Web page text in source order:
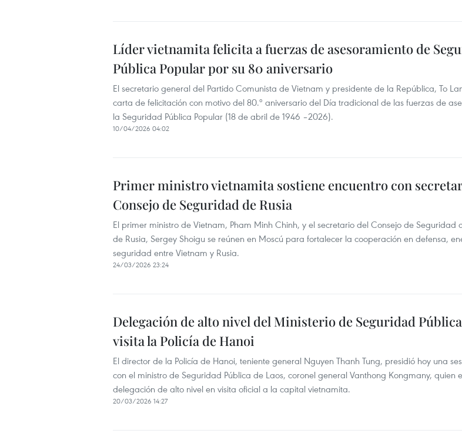
Líder vietnamita felicita a fuerzas de asesoramiento de
Pública Popular por su 80 aniversario
El secretario general del Partido Comunista de Vietnam y presidente de la República, To
carta de felicitación con motivo del 80.º aniversario del Día tradicional de las fuerzas de
la Seguridad Pública Popular (18 de abril de 1946 –2026).
10/04/2026 04:02
Primer ministro vietnamita sostiene encuentro con
Consejo de Seguridad de Rusia
El primer ministro de Vietnam, Pham Minh Chinh, y el secretario del Consejo de Seguridad
de Rusia, Sergey Shoigu se reúnen en Moscú para fortalecer la cooperación en defensa,
seguridad entre Vietnam y Rusia.
24/03/2026 23:24
Delegación de alto nivel del Ministerio de Seguridad
visita la Policía de Hanoi
El director de la Policía de Hanoi, teniente general Nguyen Thanh Tung, presidió hoy una
con el ministro de Seguridad Pública de Laos, coronel general Vanthong Kongmany, quien
delegación de alto nivel en visita oficial a la capital vietnamita.
20/03/2026 14:27